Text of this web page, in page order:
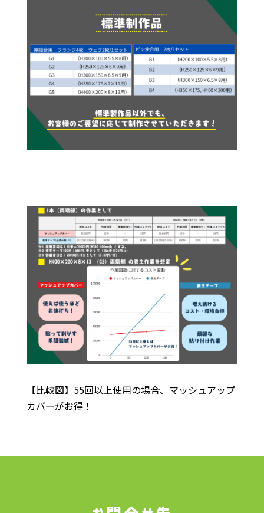
【比較図】55回以上使用の場合、マッシュアップ
カバーがお得！